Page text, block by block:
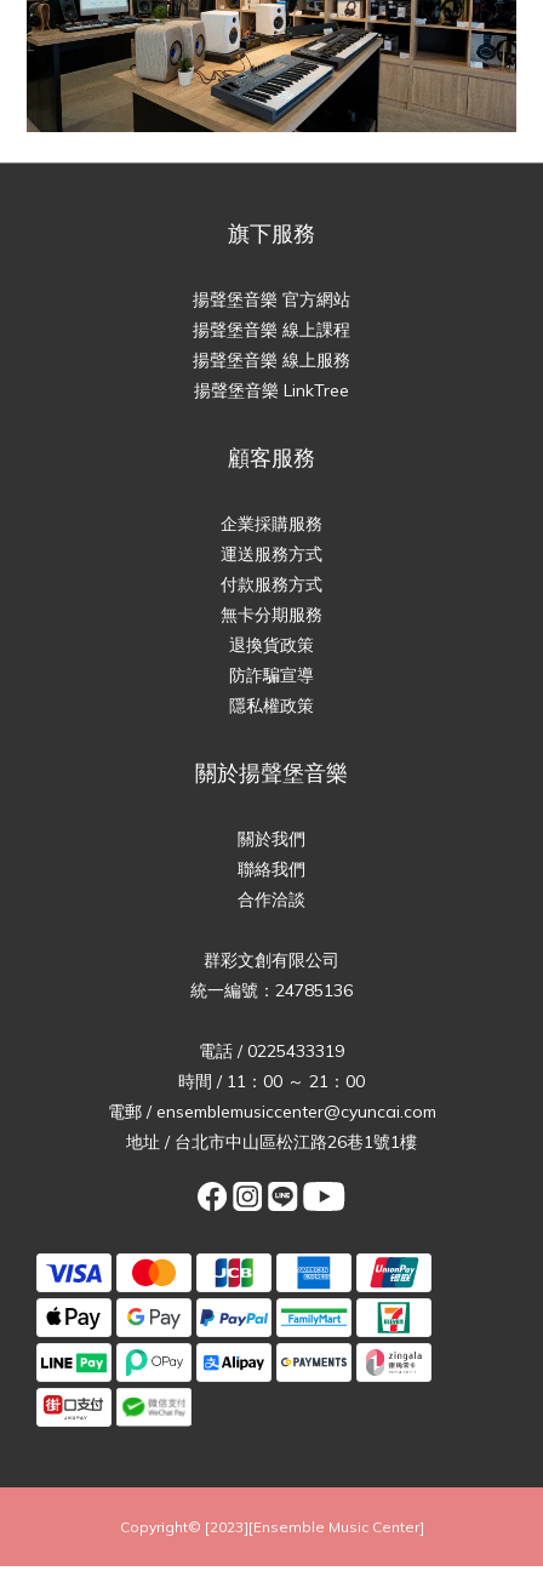
旗下服務
揚聲堡音樂 官方網站
揚聲堡音樂 線上課程
揚聲堡音樂 線上服務
揚聲堡音樂 LinkTree
顧客服務
企業採購服務
運送服務方式
付款服務方式
無卡分期服務
退換貨政策
防詐騙宣導
隱私權政策
關於揚聲堡音樂
關於我們
聯絡我們
合作洽談
群彩文創有限公司
統一編號：24785136
電話 / 0225433319
時間 / 11：00 ～ 21：00
電郵 / ensemblemusiccenter@cyuncai.com
地址 / 台北市中山區松江路26巷1號1樓
Copyright© [2023][Ensemble Music Center]